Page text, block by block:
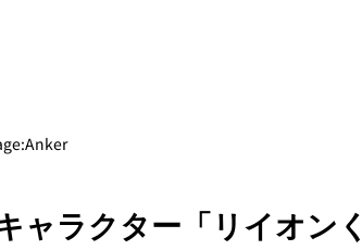
ャラクター「リイオンく